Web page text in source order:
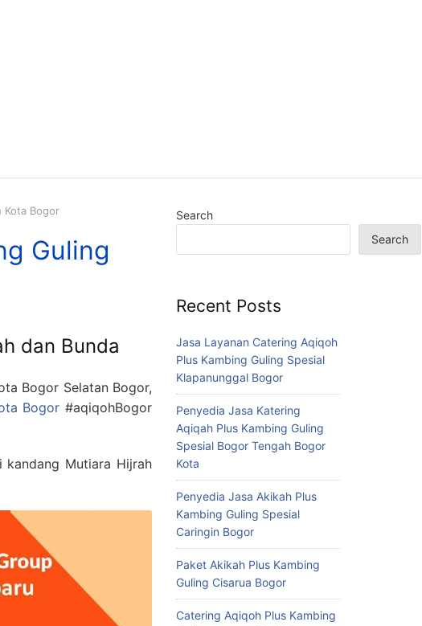
Kota Bogor
Guling
dan Bunda
Bogor Selatan Bogor,
Bogor #aqiqohBogor
Mutiara Hijrah
Search
Search
Recent Posts
Jasa Layanan Catering Aqiqoh
Plus Kambing Guling Spesial
Klapanunggal Bogor
Penyedia Jasa Katering
Aqiqah Plus Kambing Guling
Spesial Bogor Tengah Bogor
Kota
Penyedia Jasa Akikah Plus
Kambing Guling Spesial
Caringin Bogor
Paket Akikah Plus Kambing
Guling Cisarua Bogor
Catering Aqiqoh Plus Kambing